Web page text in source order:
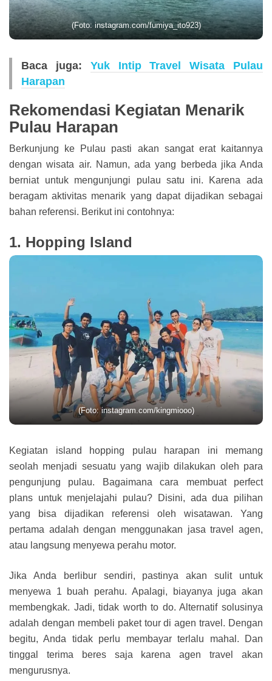
(Foto: instagram.com/fumiya_ito923)
Baca juga: Yuk Intip Travel Wisata Pulau
Harapan
Rekomendasi Kegiatan Menarik
Pulau Harapan
Berkunjung ke Pulau pasti akan sangat erat kaitannya
dengan wisata air. Namun, ada yang berbeda jika Anda
berniat untuk mengunjungi pulau satu ini. Karena ada
beragam aktivitas menarik yang dapat dijadikan sebagai
bahan referensi. Berikut ini contohnya:
1. Hopping Island
(Foto: instagram.com/kingmiooo)
Kegiatan island hopping pulau harapan ini memang
seolah menjadi sesuatu yang wajib dilakukan oleh para
pengunjung pulau. Bagaimana cara membuat perfect
plans untuk menjelajahi pulau? Disini, ada dua pilihan
yang bisa dijadikan referensi oleh wisatawan. Yang
pertama adalah dengan menggunakan jasa travel agen,
atau langsung menyewa perahu motor.
Jika Anda berlibur sendiri, pastinya akan sulit untuk
menyewa 1 buah perahu. Apalagi, biayanya juga akan
membengkak. Jadi, tidak worth to do. Alternatif solusinya
adalah dengan membeli paket tour di agen travel. Dengan
begitu, Anda tidak perlu membayar terlalu mahal. Dan
tinggal terima beres saja karena agen travel akan
mengurusnya.